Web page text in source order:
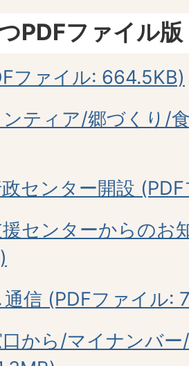
PDFファイル版
ファイル: 664.5KB)
ティア/郷づくり/
センター開設
センターからのお
信 (PDFファイル:
から/マイナンバ